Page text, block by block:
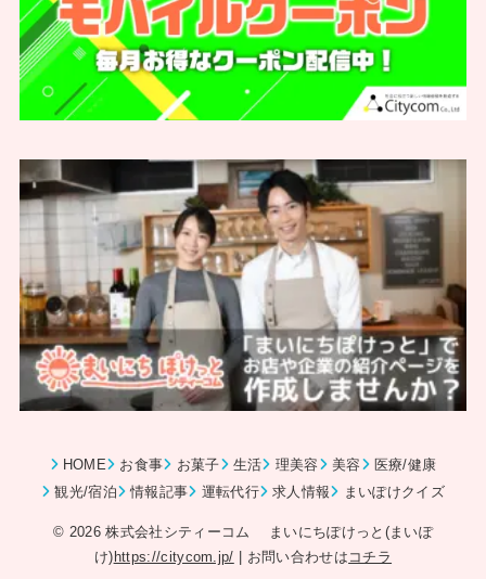
HOME お食事 お菓子 生活 理美容 美容
医療/健康
観光/宿泊
情報記事 運転代行 求人情報 まいぽけクイズ
© 2026 株式会社シティーコム まいにちぽけっと(まいぽ
け) https://citycom.jp/ | お問い合わせは コチラ